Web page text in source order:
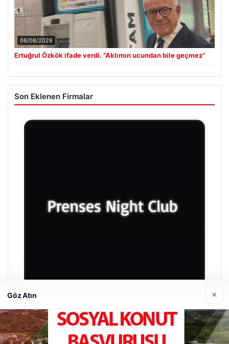
06/08/2026
Ertuğrul Özkök ifade verdi. “Aklımın ucundan bile geçmez”
Son Eklenen Firmalar
Prenses Night Club
29/04/2026
Göz Atın ×